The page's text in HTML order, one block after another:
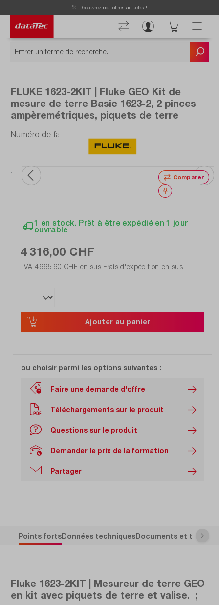
Découvrez nos offres actuelles !
FLUKE 1623-2KIT | Fluke GEO Kit de
mesure de terre Basic 1623-2, 2 pinces
ampèremétriques, piquets de terre
Numéro de fabrication : FLUKE-1623-2 KIT
Comparer
Noter
1 en stock. Prêt à être expédié en 1 jour
ouvrable
4 316,00 CHF
TVA 4 665,60 CHF en susFrais d'expédition en sus
Ajouter au panier
ou choisir parmi les options suivantes :
Faire une demande d'offre
Téléchargements sur le produit
Questions sur le produit
Demander le prix de la formation
Partager
Points fortsDonnées techniquesDocuments et
Fluke 1623-2KIT | Mesureur de terre GEO
en kit avec piquets de terre et valise. ;